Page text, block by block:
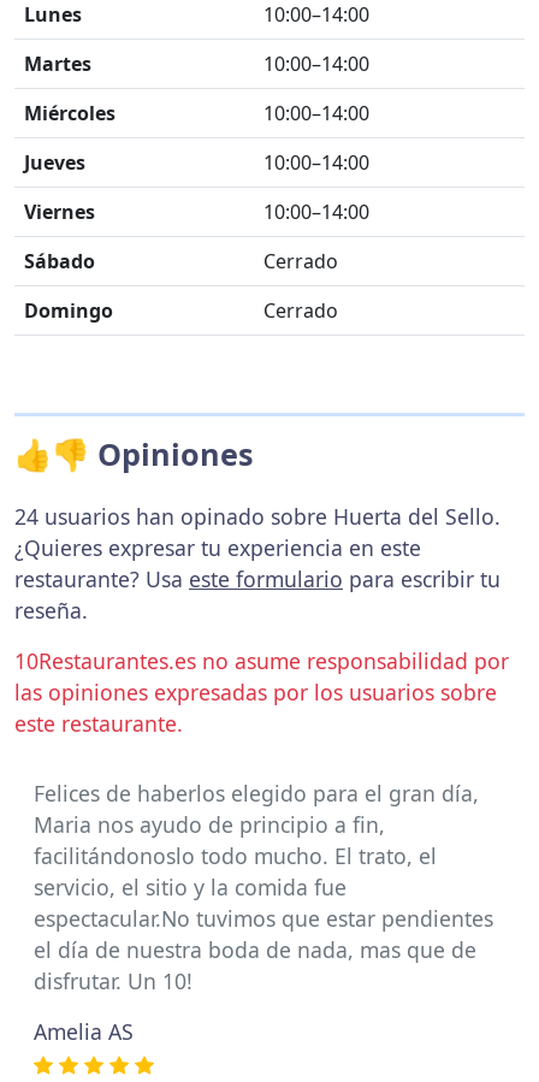
Lunes
10:00–14:00
Martes
10:00–14:00
Miércoles
10:00–14:00
Jueves
10:00–14:00
Viernes
10:00–14:00
Sábado
Cerrado
Domingo
Cerrado
👍👎 Opiniones
24 usuarios han opinado sobre Huerta del Sello.
¿Quieres expresar tu experiencia en este
restaurante? Usa este formulario para escribir tu
reseña.
10Restaurantes.es no asume responsabilidad por
las opiniones expresadas por los usuarios sobre
este restaurante.
Felices de haberlos elegido para el gran día,
Maria nos ayudo de principio a fin,
facilitándonoslo todo mucho. El trato, el
servicio, el sitio y la comida fue
espectacular.No tuvimos que estar pendientes
el día de nuestra boda de nada, mas que de
disfrutar. Un 10!
Amelia AS